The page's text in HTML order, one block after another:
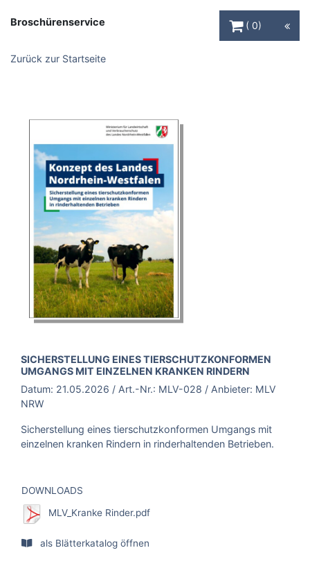
Broschürenservice
0
Zurück zur Startseite
BROSCHÜRE:
SICHERSTELLUNG EINES TIERSCHUTZKONFORMEN
UMGANGS MIT EINZELNEN KRANKEN RINDERN
Datum: 21.05.2026 / Art.-Nr.: MLV-028 / Anbieter: MLV
NRW
Sicherstellung eines tierschutzkonformen Umgangs mit
einzelnen kranken Rindern in rinderhaltenden Betrieben.
DOWNLOADS
MLV_Kranke Rinder.pdf
als Blätterkatalog öffnen